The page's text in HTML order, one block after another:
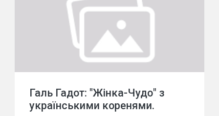
Галь Гадот: "Жінка-Чудо" з
українськими коренями.